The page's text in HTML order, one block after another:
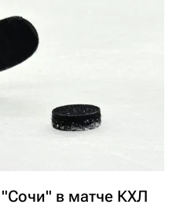
в матче КХЛ